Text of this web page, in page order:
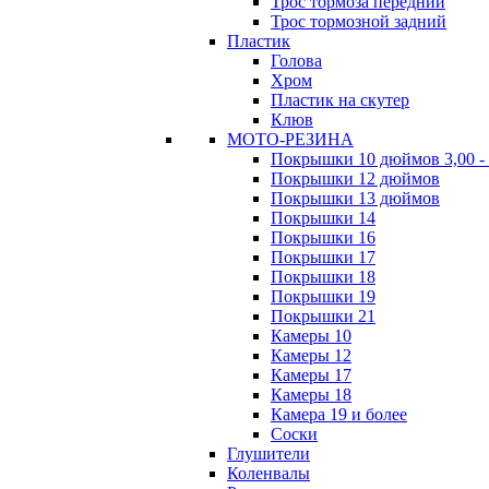
Трос тормозной задний
Пластик
Голова
Хром
Пластик на скутер
Клюв
МОТО-РЕЗИНА
Покрышки 10 дюймов 3,00 -
Покрышки 12 дюймов
Покрышки 13 дюймов
Покрышки 14
Покрышки 16
Покрышки 17
Покрышки 18
Покрышки 19
Покрышки 21
Камеры 10
Камеры 12
Камеры 17
Камеры 18
Камера 19 и более
Соски
Глушители
Коленвалы